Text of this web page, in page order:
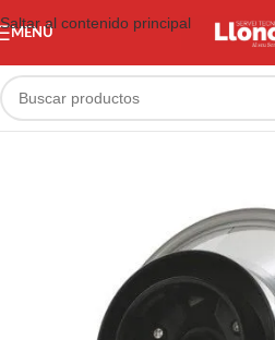
Saltar al contenido principal
MENÚ